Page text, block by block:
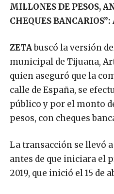
MILLONES DE PESOS,
CHEQUES BANCARIOS”:
ZETAbuscó la versión
municipal de Tijuana,
quien aseguró que la
calle de España, se
público y por el monto
pesos, con cheques
La transacción se llevó
antes de que iniciara el
2019, que inició el 15 de